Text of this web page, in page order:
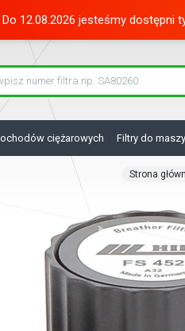
Do 12.08.2026 jesteśmy dostępni
ciężarowych Filtry do
Strona